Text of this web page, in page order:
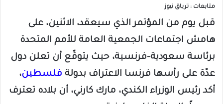
متابعات : ترياق نيوز
قبل يوم من المؤتمر الذي سيعقد، الاثنين، على
هامش اجتماعات الجمعية العامة للأمم المتحدة
برئاسة سعودية-فرنسية، حيث يتوقّع أن تعلن دول
عدّة على رأسها فرنسا الاعتراف بدولة فلسطين،
أكد رئيس الوزراء الكندي، مارك كارني، أن بلاده تعترف